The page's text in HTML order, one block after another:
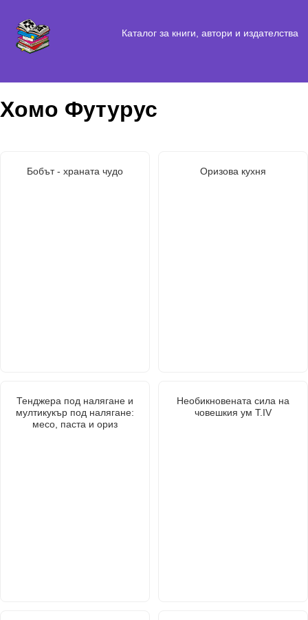
Каталог за книги, автори и издателства
Хомо Футурус
Бобът - храната чудо Оризова кухня
Тенджера под налягане и
мултикукър под налягане:
месо, паста и ориз
Необикновената сила на
човешкия ум Т.IV